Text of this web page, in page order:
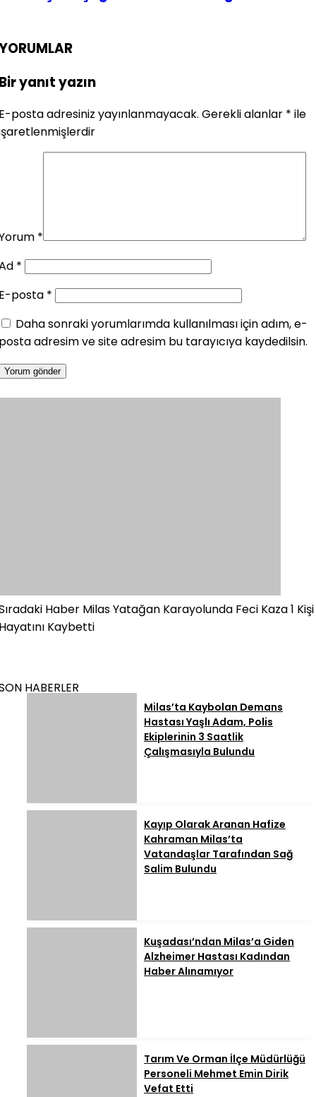
yanıt yazın
posta adresiniz yayınlanmayacak. Gerekli alanlar * ile
*
*
posta *
Daha sonraki yorumlarımda kullanılması için adım, e-
adresim ve site adresim bu tarayıcıya kaydedilsin.
Haber Milas Yatağan Karayolunda Feci Kaza 1 Kişi
Kaybetti
HABERLER
Milas’ta Kaybolan Demans
Hastası Yaşlı Adam, Polis
Ekiplerinin 3 Saatlik
Çalışmasıyla Bulundu
Kayıp Olarak Aranan Hafize
Kahraman Milas’ta
Vatandaşlar Tarafından Sağ
Salim Bulundu
Kuşadası’ndan Milas’a Giden
Alzheimer Hastası Kadından
Haber Alınamıyor
Tarım Ve Orman İlçe Müdürlüğü
Personeli Mehmet Emin Dirik
Vefat Etti